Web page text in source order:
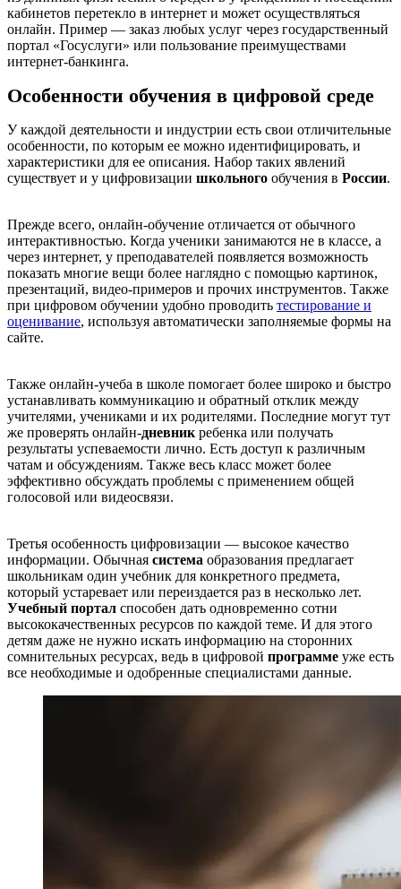
кабинетов перетекло в интернет и может осуществляться
онлайн. Пример — заказ любых услуг через государственный
портал «Госуслуги» или пользование преимуществами
интернет-банкинга.
Особенности обучения в цифровой среде
У каждой деятельности и индустрии есть свои отличительные
особенности, по которым ее можно идентифицировать, и
характеристики для ее описания. Набор таких явлений
существует и у цифровизации школьного обучения в России.
Прежде всего, онлайн-обучение отличается от обычного
интерактивностью. Когда ученики занимаются не в классе, а
через интернет, у преподавателей появляется возможность
показать многие вещи более наглядно с помощью картинок,
презентаций, видео-примеров и прочих инструментов. Также
при цифровом обучении удобно проводить тестирование и
оценивание, используя автоматически заполняемые формы на
сайте.
Также онлайн-учеба в школе помогает более широко и быстро
устанавливать коммуникацию и обратный отклик между
учителями, учениками и их родителями. Последние могут тут
же проверять онлайн-дневник ребенка или получать
результаты успеваемости лично. Есть доступ к различным
чатам и обсуждениям. Также весь класс может более
эффективно обсуждать проблемы с применением общей
голосовой или видеосвязи.
Третья особенность цифровизации — высокое качество
информации. Обычная система образования предлагает
школьникам один учебник для конкретного предмета,
который устаревает или переиздается раз в несколько лет.
Учебный портал способен дать одновременно сотни
высококачественных ресурсов по каждой теме. И для этого
детям даже не нужно искать информацию на сторонних
сомнительных ресурсах, ведь в цифровой программе уже есть
все необходимые и одобренные специалистами данные.